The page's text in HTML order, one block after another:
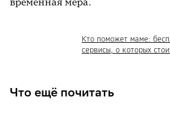
Кто поможет маме:
сервисы, о которых
Что ещё почитать